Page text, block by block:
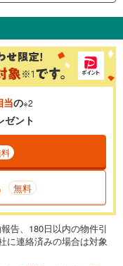
％
す。多くの金融機関
います。
万円
当の※2
ゼント
無料
告、180日以内の物件引
に連絡済みの場合は対象